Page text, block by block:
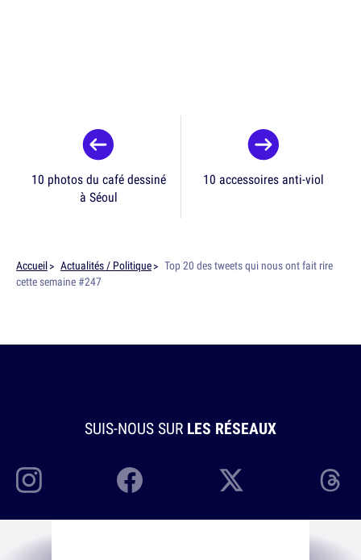
10 photos du café dessiné
à Séoul
10 accessoires anti-viol
Accueil Actualités / Politique
Top 20 des tweets qui nous ont fait rire
cette semaine #247
SUIS-NOUS SUR LES RÉSEAUX